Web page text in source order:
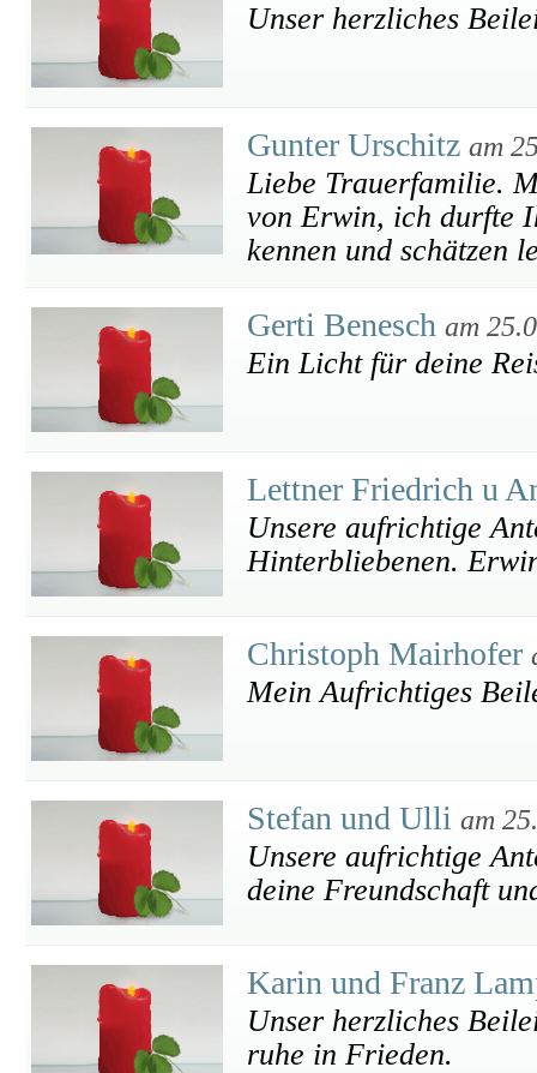
Unser herzliches
Gunter Urschitz am
Liebe Trauerfamilie.
von Erwin, ich durfte
kennen und schätzen
Gerti Benesch am
Ein Licht für deine
Lettner Friedrich u
Unsere aufrichtige
Hinterbliebenen.
Christoph Mairhofer
Mein Aufrichtiges
Stefan und Ulli am
Unsere aufrichtige
deine Freundschaft
Karin und Franz
Unser herzliches
ruhe in Frieden.